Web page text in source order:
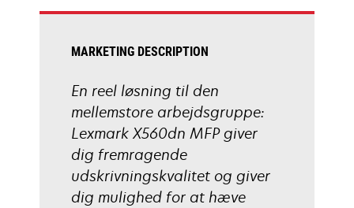
MARKETING DESCRIPTION
En reel løsning til den
mellemstore arbejdsgruppe:
Lexmark X560dn MFP giver
dig fremragende
udskrivningskvalitet og giver
dig mulighed for at hæve